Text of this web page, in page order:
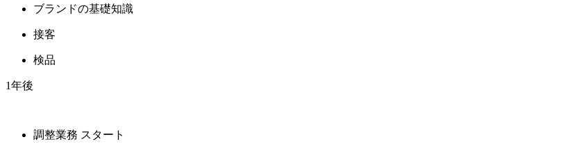
ブランドの基礎知識
接客
検品
1年後
調整業務 スタート